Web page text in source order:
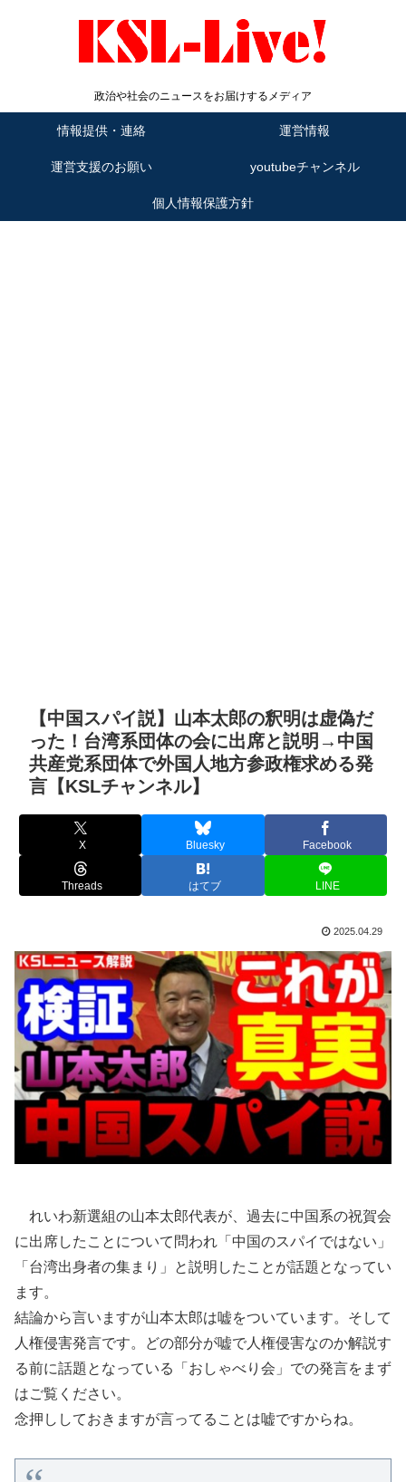
政治や社会のニュースをお届けするメディア
情報提供・連絡 運営情報
運営支援のお願い youtubeチャンネル
個人情報保護方針
【中国スパイ説】山本太郎の釈明は虚偽だ
った！台湾系団体の会に出席と説明→中国
共産党系団体で外国人地方参政権求める発
言【KSLチャンネル】
X Bluesky Facebook
Threads はてブ LINE
2025.04.29
れいわ新選組の山本太郎代表が、過去に中国系の祝賀会
に出席したことについて問われ「中国のスパイではない」
「台湾出身者の集まり」と説明したことが話題となってい
ます。
結論から言いますが山本太郎は嘘をついています。そして
人権侵害発言です。どの部分が嘘で人権侵害なのか解説す
る前に話題となっている「おしゃべり会」での発言をまず
はご覧ください。
念押ししておきますが言ってることは嘘ですからね。